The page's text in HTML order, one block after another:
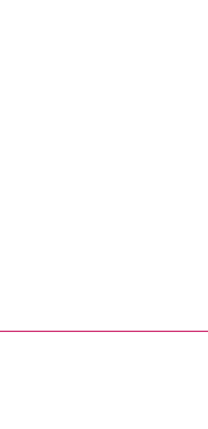
öffnet neues Fenster)
Link, öffnet neues